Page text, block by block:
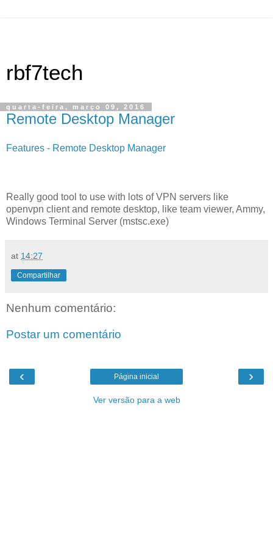
rbf7tech
quarta-feira, março 09, 2016
Remote Desktop Manager
Features - Remote Desktop Manager
Really good tool to use with lots of VPN servers like
openvpn client and remote desktop, like team viewer, Ammy,
Windows Terminal Server (mstsc.exe)
at 14:27
Compartilhar
Nenhum comentário:
Postar um comentário
‹ ›
Página inicial
Ver versão para a web